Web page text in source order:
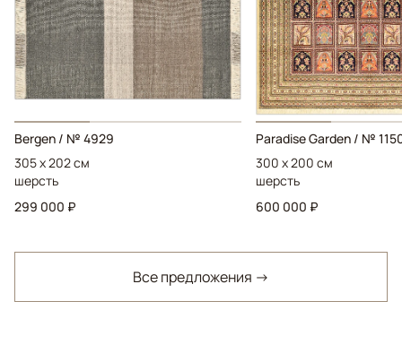
Bergen / № 4929
305 x 202 см
шерсть
299 000 ₽
Paradise Garden / №
300 x 200 см
шерсть
600 000 ₽
Все предложения →